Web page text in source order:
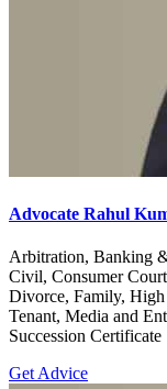
Advocate Rahul
Arbitration, Banking
Civil, Consumer
Divorce, Family,
Tenant, Media and
Succession Certificate
Get Advice